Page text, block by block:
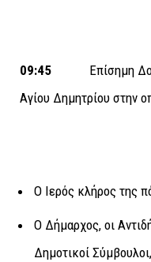
09:45 Επίσημη
Αγίου Δημητρίου στην
Ο Ιερός κλήρος της
Ο Δήμαρχος, οι
Δημοτικοί